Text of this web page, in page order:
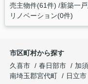
売主物件(61件) 新築一
リノベーション(0件)
市区町村から探す
久喜市
春日部市 加
南埼玉郡宮代町
日立市